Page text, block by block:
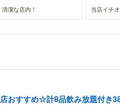
潔な店内！ 当店イチ
おすすめ☆計8品飲み放題付き